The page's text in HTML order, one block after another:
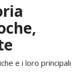
e i loro principali